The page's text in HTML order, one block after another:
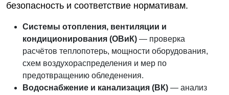
безопасность и соответствие нормативам.
Системы отопления, вентиляции и
кондиционирования (ОВиК) — проверка
расчётов теплопотерь, мощности оборудования,
схем воздухораспределения и мер по
предотвращению обледенения.
Водоснабжение и канализация (ВК) — анализ